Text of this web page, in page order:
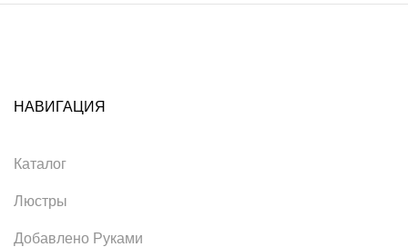
НАВИГАЦИЯ
Каталог
Люстры
Добавлено Руками